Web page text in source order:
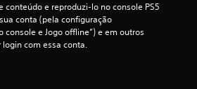
conteúdo e reproduzi-lo no console PS5
conta (pela configuração
console e Jogo offline”) e em outros
login com essa conta.